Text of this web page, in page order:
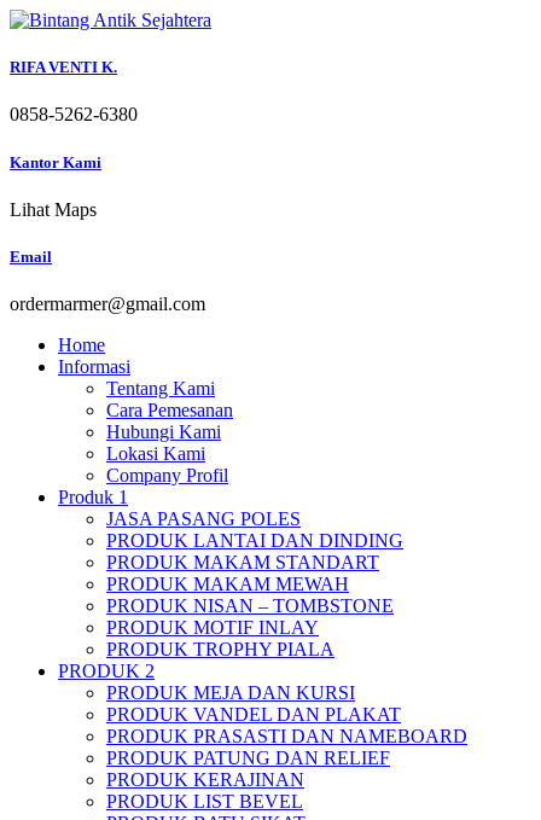
Skip
content
RIFA VENTI K.
0858-5262-6380
Kantor Kami
Lihat Maps
Email
ordermarmer@gmail.com
Home
Informasi
Tentang Kami
Cara Pemesanan
Hubungi Kami
Lokasi Kami
Company Profil
Produk 1
JASA PASANG POLES
PRODUK LANTAI DAN DINDING
PRODUK MAKAM STANDART
PRODUK MAKAM MEWAH
PRODUK NISAN – TOMBSTONE
PRODUK MOTIF INLAY
PRODUK TROPHY PIALA
PRODUK 2
PRODUK MEJA DAN KURSI
PRODUK VANDEL DAN PLAKAT
PRODUK PRASASTI DAN NAMEBOARD
PRODUK PATUNG DAN RELIEF
PRODUK KERAJINAN
PRODUK LIST BEVEL